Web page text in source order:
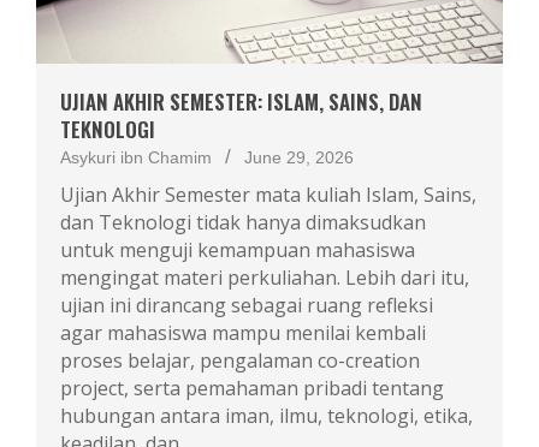
UJIAN AKHIR SEMESTER: ISLAM, SAINS, DAN
TEKNOLOGI
Asykuri ibn Chamim June 29, 2026
Ujian Akhir Semester mata kuliah Islam, Sains,
dan Teknologi tidak hanya dimaksudkan
untuk menguji kemampuan mahasiswa
mengingat materi perkuliahan. Lebih dari itu,
ujian ini dirancang sebagai ruang refleksi
agar mahasiswa mampu menilai kembali
proses belajar, pengalaman co-creation
project, serta pemahaman pribadi tentang
hubungan antara iman, ilmu, teknologi, etika,